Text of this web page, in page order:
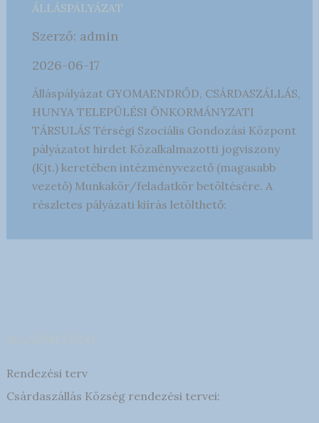
Rendezési terv
Csárdaszállás Község rendezési tervei:
ÁLLÁSPÁLYÁZAT
Szerző: admin
2026-06-17
Álláspályázat GYOMAENDRŐD, CSÁRDASZÁLLÁS,
HUNYA TELEPÜLÉSI ÖNKORMÁNYZATI
TÁRSULÁS Térségi Szociális Gondozási Központ
pályázatot hirdet Közalkalmazotti jogviszony
(Kjt.) keretében intézményvezető (magasabb
vezető) Munkakör/feladatkör betöltésére. A
részletes pályázati kiírás letölthető: